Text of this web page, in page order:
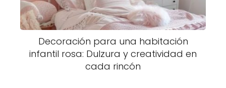
Decoración para una habitación
infantil rosa: Dulzura y creatividad en
cada rincón